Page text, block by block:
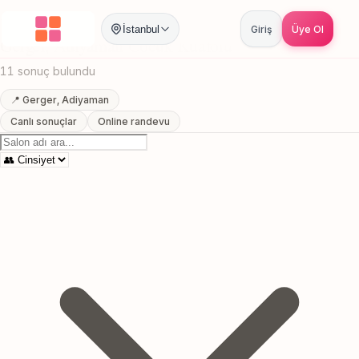
İstanbul Giriş Üye Ol
Anasayfa / Adiyaman / / Cocuk Kuaforu
Gerger, Adiyaman Cocuk Kuaforu
11 sonuç bulundu
📍 Gerger, Adiyaman
Canlı sonuçlar
Online randevu